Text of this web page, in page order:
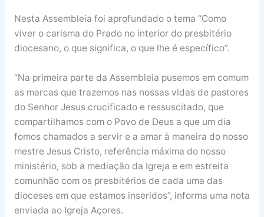
Nesta Assembleia foi aprofundado o tema “Como
viver o carisma do Prado no interior do presbitério
diocesano, o que significa, o que lhe é específico”.
“Na primeira parte da Assembleia pusemos em comum
as marcas que trazemos nas nossas vidas de pastores
do Senhor Jesus crucificado e ressuscitado, que
compartilhamos com o Povo de Deus a que um dia
fomos chamados a servir e a amar à maneira do nosso
mestre Jesus Cristo, referência máxima do nosso
ministério, sob a mediação da Igreja e em estreita
comunhão com os presbitérios de cada uma das
dioceses em que estamos inseridos”, informa uma nota
enviada ao Igreja Açores.